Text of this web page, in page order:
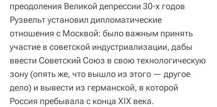
преодоления Великой депрессии 30-х годов
Рузвельт установил дипломатические
отношения с Москвой: было важным принять
участие в советской индустриализации, дабы
ввести Советский Союз в свою технологическую
зону (опять же, что вышло из этого — другое
дело) и вывести из германской, в которой
Россия пребывала с конца XIX века.